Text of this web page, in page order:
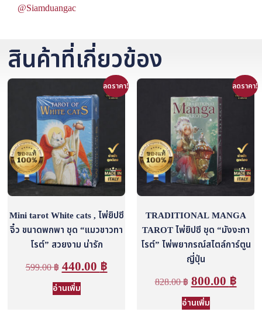
@Siamduangac
สินค้าที่เกี่ยวข้อง
ลดราคา!
Mini tarot White cats , ไพ่ยิปซี
จิ๋ว ขนาดพกพา ชุด “แมวขาวทา
โรต์” สวยงาม น่ารัก
599.00฿ 440.00 ฿
อ่านเพิ่ม
ลดราคา!
TRADITIONAL MANGA
TAROT ไพ่ยิปซี ชุด “มังงะทา
โรต์” ไพ่พยากรณ์สไตล์การ์ตูน
ญี่ปุ่น
828.00฿ 800.00 ฿
อ่านเพิ่ม